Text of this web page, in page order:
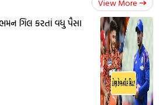
View More
ગિલ કરતાં વધુ પૈસા